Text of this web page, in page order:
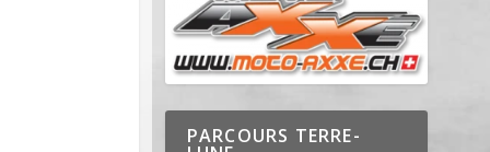
PARCOURS TERRE-